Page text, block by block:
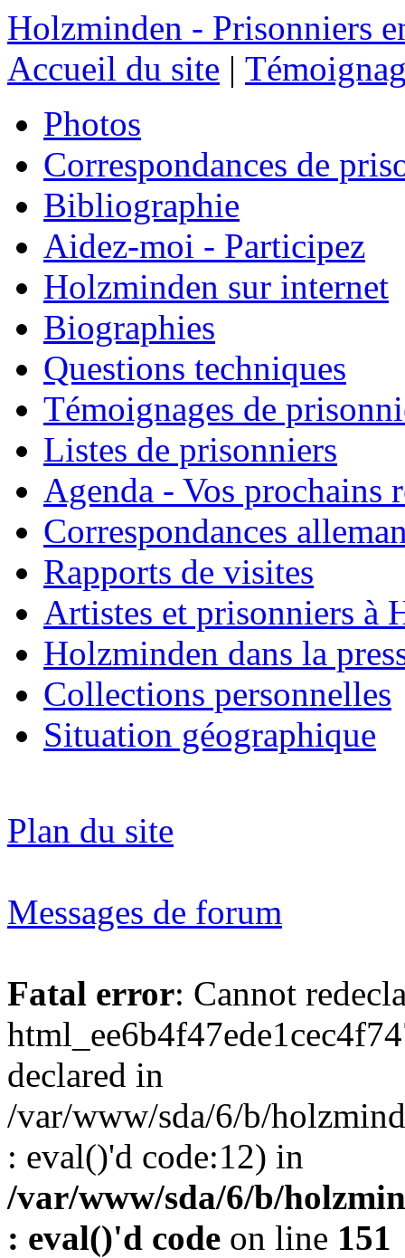
Holzminden - Prisonniers
Accueil du site |
Photos
Correspondances de
Bibliographie
Aidez-moi - Participez
Holzminden sur internet
Biographies
Questions techniques
Témoignages de
Listes de prisonniers
Agenda - Vos prochains
Correspondances
Rapports de visites
Artistes et prisonniers à
Holzminden dans la
Collections personnelles
Situation géographique
Plan du site
Messages de forum
Fatal error: Cannot
declared in
/var/www/sda/6/b/
: eval()'d code:12) in
/var/www/sda/6/b/
: eval()'d code on line 151